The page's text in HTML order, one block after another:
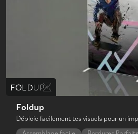
Foldup
Déploie facilement tes visuels pour un